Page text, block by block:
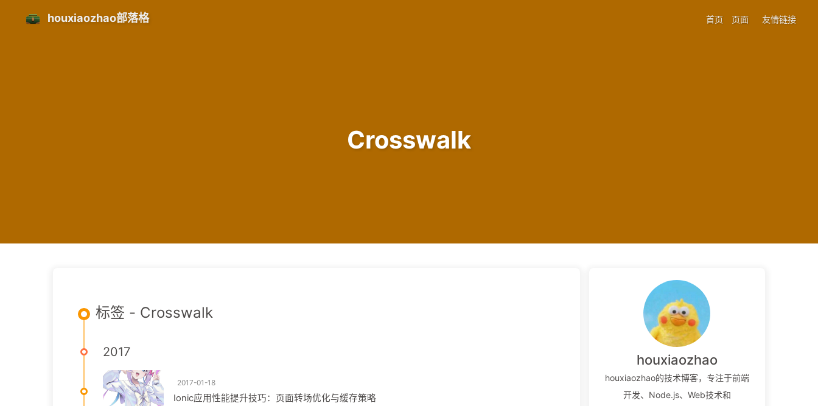
houxiaozhao部落格 首页 页面 友情链接
Crosswalk
标签 - Crosswalk
2017
2017-01-18
Ionic应用性能提升技巧：页面转场优化与缓存策略
houxiaozhao
houxiaozhao的技术博客，专注于前端
开发、Node.js、Web技术和